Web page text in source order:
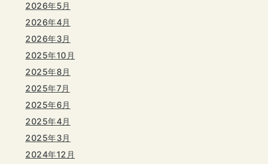
2026年5月
2026年4月
2026年3月
2025年10月
2025年8月
2025年7月
2025年6月
2025年4月
2025年3月
2024年12月